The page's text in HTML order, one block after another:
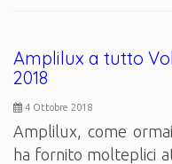
Amplilux a tutto
2018
4 Ottobre 2018
Amplilux, come
ha fornito molteplici